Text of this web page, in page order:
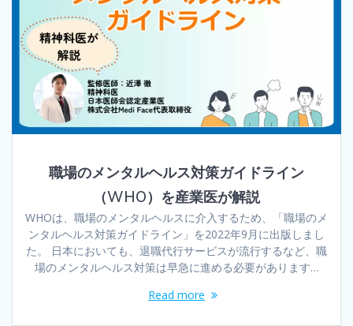
職場のメンタルヘルス対策ガイドライン
（WHO）を産業医が解説
WHOは、職場のメンタルヘルスに介入するため、「職場のメ
ンタルヘルス対策ガイドライン」を2022年9月に出版しまし
た。 日本においても、退職代行サービスが流行するなど、職
場のメンタルヘルス対策は早急に進める必要があります…
Read more